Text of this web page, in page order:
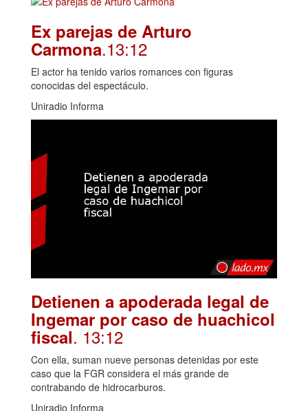
Ex parejas de Arturo
Carmona.13:12
El actor ha tenido varios romances con figuras
conocidas del espectáculo.
Uniradio Informa
Detienen a apoderada legal de
Ingemar por caso de huachicol
fiscal. 13:12
Con ella, suman nueve personas detenidas por este
caso que la FGR considera el más grande de
contrabando de hidrocarburos.
Uniradio Informa